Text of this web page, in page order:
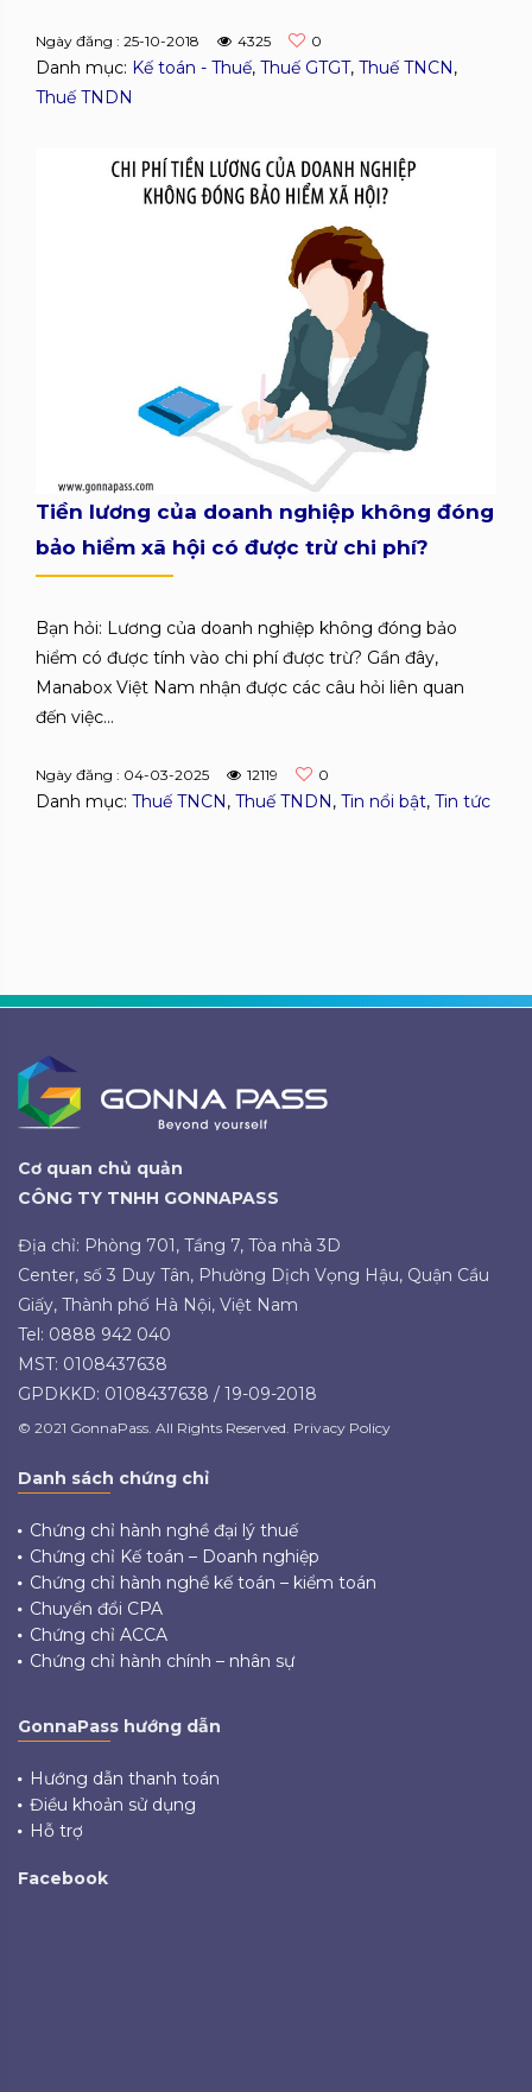
Ngày đăng : 25-10-2018 4325 0
Danh mục: Kế toán - Thuế, Thuế GTGT, Thuế TNCN,
Thuế TNDN
Tiền lương của doanh nghiệp không đóng
bảo hiểm xã hội có được trừ chi phí?
Bạn hỏi: Lương của doanh nghiệp không đóng bảo
hiểm có được tính vào chi phí được trừ? Gần đây,
Manabox Việt Nam nhận được các câu hỏi liên quan
đến việc...
Ngày đăng : 04-03-2025 12119 0
Danh mục: Thuế TNCN, Thuế TNDN, Tin nổi bật, Tin tức
Cơ quan chủ quản
CÔNG TY TNHH GONNAPASS
Địa chỉ: Phòng 701, Tầng 7, Tòa nhà 3D
Center, số 3 Duy Tân, Phường Dịch Vọng Hậu, Quận Cầu
Giấy, Thành phố Hà Nội, Việt Nam
Tel: 0888 942 040
MST: 0108437638
GPDKKD: 0108437638 / 19-09-2018
© 2021 GonnaPass. All Rights Reserved. Privacy Policy
Danh sách chứng chỉ
Chứng chỉ hành nghề đại lý thuế
Chứng chỉ Kế toán – Doanh nghiệp
Chứng chỉ hành nghề kế toán – kiểm toán
Chuyển đổi CPA
Chứng chỉ ACCA
Chứng chỉ hành chính – nhân sự
GonnaPass hướng dẫn
Hướng dẫn thanh toán
Điều khoản sử dụng
Hỗ trợ
Facebook